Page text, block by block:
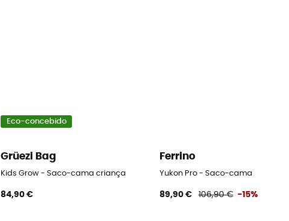
Eco-concebido
Grüezi Bag
Kids Grow - Saco-cama criança
84,90 €
Ferrino
Yukon Pro - Saco-cama
89,90 € 106,90 € -15%